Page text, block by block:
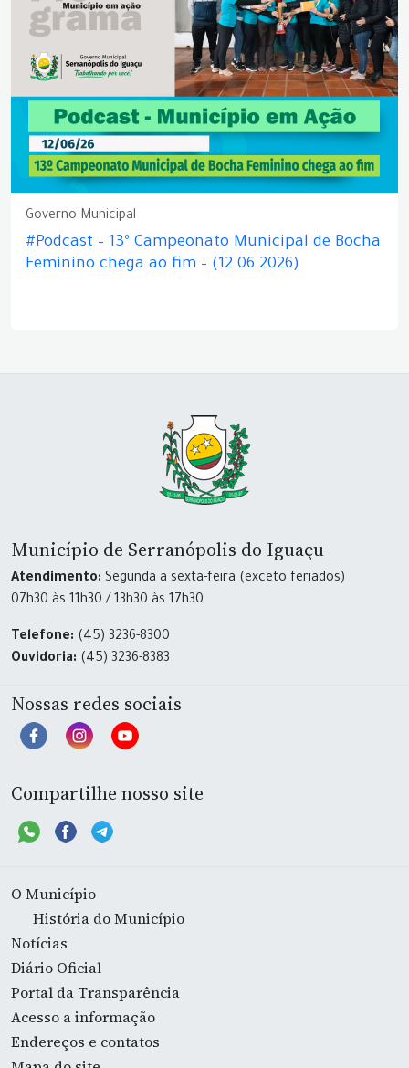
Governo Municipal
#Podcast – 13º Campeonato Municipal de Bocha
Feminino chega ao fim – (12.06.2026)
Município de Serranópolis do Iguaçu
Atendimento: Segunda a sexta-feira (exceto feriados)
07h30 às 11h30 / 13h30 às 17h30
Telefone: (45) 3236-8300
Ouvidoria: (45) 3236-8383
Nossas redes sociais
Compartilhe nosso site
O Município
História do Município
Notícias
Diário Oficial
Portal da Transparência
Acesso a informação
Endereços e contatos